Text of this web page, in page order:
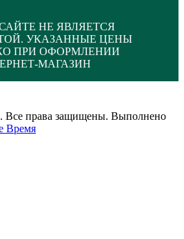
НЕ ЯВЛЯЕТСЯ
УКАЗАННЫЕ ЦЕНЫ
ПРИ ОФОРМЛЕНИИ
МАГАЗИН
Все права защищены. Выполнено
Время